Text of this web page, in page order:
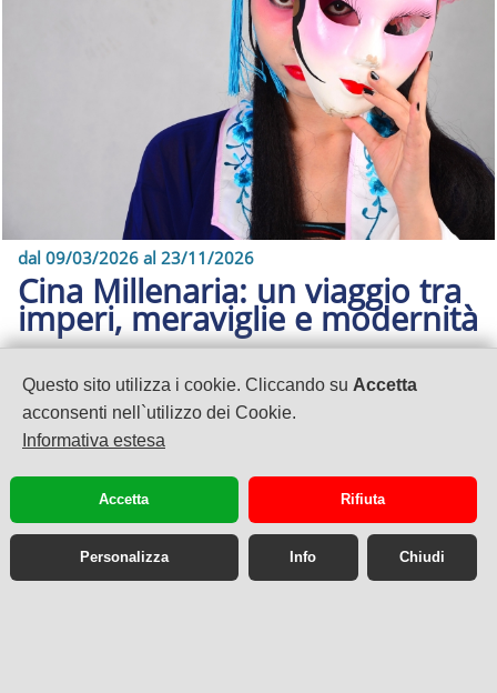
Questo sito utilizza i cookie. Cliccando su Accetta
acconsenti nell`utilizzo dei Cookie.
Informativa estesa
Accetta Rifiuta
Personalizza Info Chiudi
dal 09/03/2026 al 23/11/2026
Cina Millenaria: un viaggio tra
imperi, meraviglie e modernità
12 GIORNI - Cina
Partenza Garantita
€ 2.938